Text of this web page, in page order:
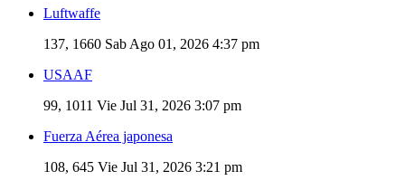
Luftwaffe
137, 1660 Sab Ago 01, 2026 4:37 pm
USAAF
99, 1011 Vie Jul 31, 2026 3:07 pm
Fuerza Aérea japonesa
108, 645 Vie Jul 31, 2026 3:21 pm